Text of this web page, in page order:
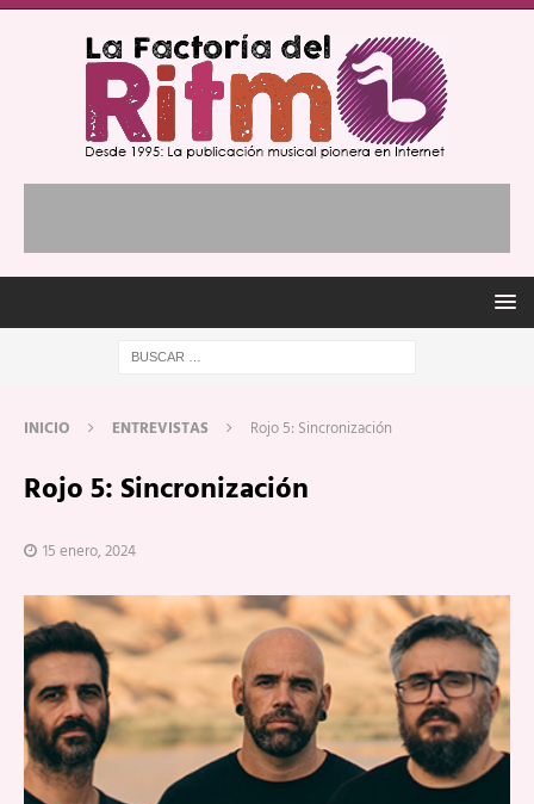
INICIO ENTREVISTAS Rojo 5: Sincronización
Rojo 5: Sincronización
15 enero, 2024